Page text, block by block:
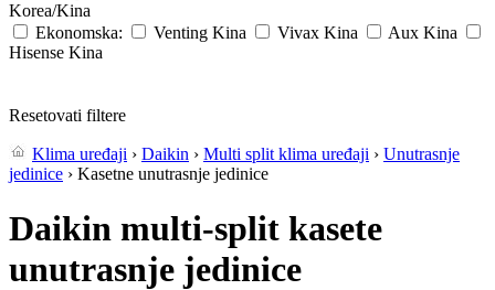
Korea/Kina
Ekonomska:
Venting Kina Vivax Kina Aux Kina
Hisense Kina
Resetovati filtere
Klima uređaji › Daikin › Multi split klima uređaji › Unutrasnje
jedinice › Kasetne unutrasnje jedinice
Daikin multi-split kasete
unutrasnje jedinice